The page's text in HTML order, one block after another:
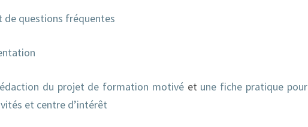
de questions fréquentes
du projet de formation motivéet une fiche pratique pour
et centre d’intérêt